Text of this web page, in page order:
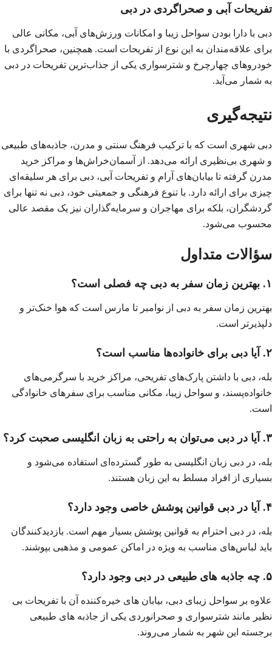
تفریحات آبی و صحراگردی در دبی
دبی با دارا بودن سواحل زیبا و امکانات ورزش‌های آبی، مکانی عالی
برای علاقه‌مندان به این نوع از تفریحات است. همچنین، صحراگردی با
خودروهای چهارچرخ و شترسواری یکی از جذاب‌ترین تفریحات در دبی
به شمار می‌آید.
نتیجه‌گیری
دبی شهری است که با ترکیب فرهنگ سنتی و مدرن، جاذبه‌های طبیعی
و شهری بی‌نظیری ارائه می‌دهد. از آسمان‌خراش‌ها و مراکز خرید
مدرن گرفته تا بیابان‌های آرام و تفریحات آبی، دبی برای هر سلیقه‌ای
چیزی برای ارائه دارد. با تنوع فرهنگی و جمعیتی خود، دبی نه تنها برای
گردشگران، بلکه برای مهاجران و سرمایه‌گذاران نیز یک مقصد عالی
محسوب می‌شود.
سؤالات متداول
۱. بهترین زمان سفر به دبی چه فصلی است؟
بهترین زمان سفر به دبی از نوامبر تا مارس است که هوا خنک‌تر و
دلپذیرتر است.
۲. آیا دبی برای خانواده‌ها مناسب است؟
بله، دبی با داشتن پارک‌های تفریحی، مراکز خرید با سرگرمی‌های
خانواده‌پسند، و سواحل زیبا، مکانی مناسب برای سفرهای خانوادگی
است.
۳. آیا در دبی می‌توان به راحتی به زبان انگلیسی صحبت کرد؟
بله، در دبی زبان انگلیسی به طور گسترده‌ای استفاده می‌شود و
بسیاری از افراد مسلط به این زبان هستند.
۴. آیا در دبی قوانین پوشش خاصی وجود دارد؟
بله، در دبی احترام به قوانین پوشش بسیار مهم است. بازدیدکنندگان
باید لباس‌های مناسب به ویژه در اماکن عمومی و مذهبی بپوشند.
۵. چه جاذبه‌ های طبیعی در دبی وجود دارد؟
علاوه بر سواحل زیبای دبی، بیابان‌ های خیره‌کننده آن با تفریحات بی‌
نظیر مانند شترسواری و صحرانوردی یکی از جاذبه‌ های طبیعی
برجسته این شهر به شمار می‌روند.